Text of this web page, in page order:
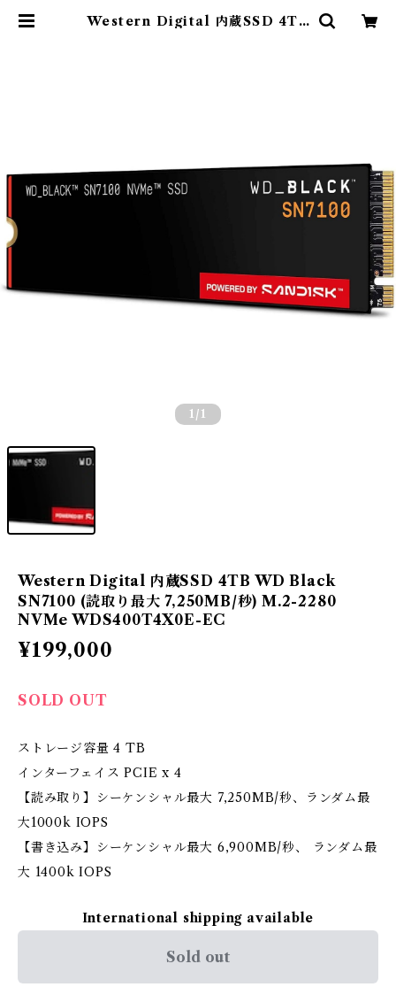
Western Digital 内蔵SSD 4TB
1 /1
Western Digital 内蔵SSD 4TB WD Black
SN7100 (読取り最大 7,250MB/秒) M.2-2280
NVMe WDS400T4X0E-EC
¥199,000
SOLD OUT
ストレージ容量 4 TB
インターフェイス PCIE x 4
【読み取り】シーケンシャル最大 7,250MB/秒、ランダム最
大1000k IOPS
【書き込み】シーケンシャル最大 6,900MB/秒、 ランダム最
大 1400k IOPS
International shipping available
Sold out